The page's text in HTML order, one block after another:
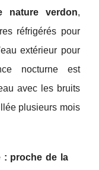
nature verdon,
réfrigérés pour
extérieur pour
nocturne est
avec les bruits
plusieurs mois
: proche de la